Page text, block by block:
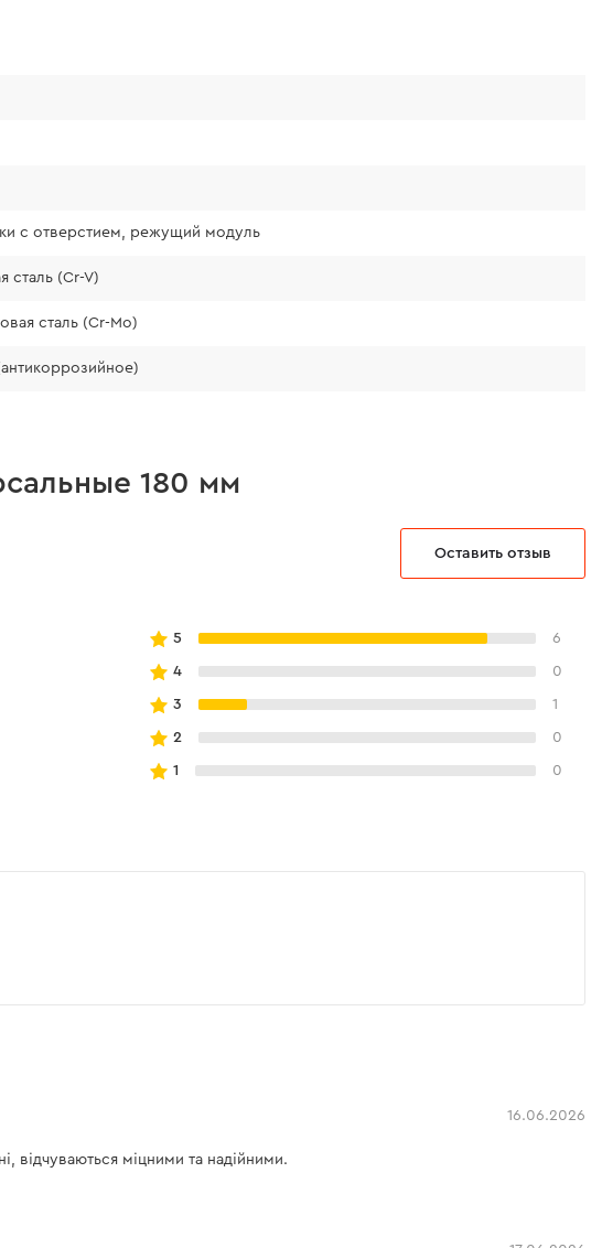
с отверстием, режущий модуль
сталь (Cr-V)
сталь (Cr-Mo)
180 мм
Оставить отзыв
5 6
4 0
3 1
2 0
1 0
16.06.2026
відчуваються міцними та надійними.